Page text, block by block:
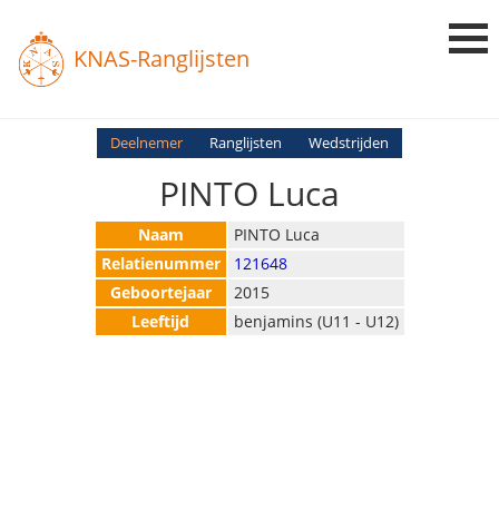
KNAS-Ranglijsten
Login
Deelnemer Ranglijsten Wedstrijden
PINTO Luca
Naam
PINTO Luca
Relatienummer
121648
Geboortejaar
2015
Leeftijd
benjamins (U11 - U12)